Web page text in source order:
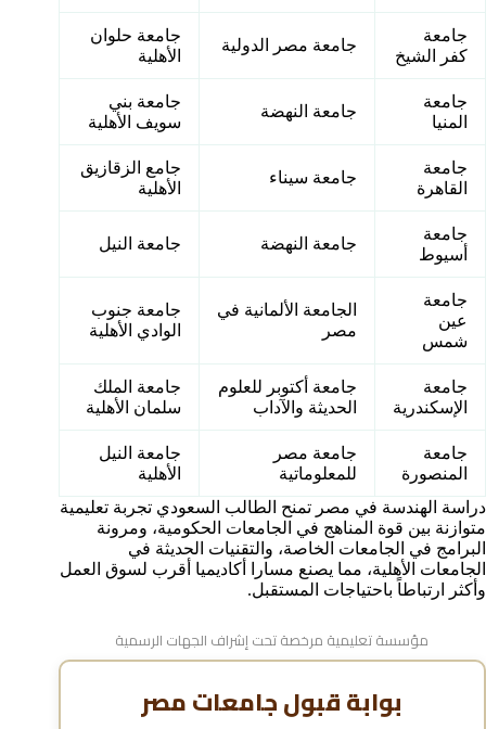
جامعة
كفر الشيخ
جامعة مصر الدولية
جامعة حلوان
الأهلية
جامعة
المنيا
جامعة النهضة
جامعة بني
سويف الأهلية
جامعة
القاهرة
جامعة سيناء
جامع الزقازيق
الأهلية
جامعة
أسيوط
جامعة النهضة جامعة النيل
جامعة
عين
شمس
الجامعة الألمانية في
مصر
جامعة جنوب
الوادي الأهلية
جامعة
الإسكندرية
جامعة أكتوبر للعلوم
الحديثة والآداب
جامعة الملك
سلمان الأهلية
جامعة
المنصورة
جامعة مصر
للمعلوماتية
جامعة النيل
الأهلية
دراسة الهندسة في مصر تمنح الطالب السعودي تجربة تعليمية
متوازنة بين قوة المناهج في الجامعات الحكومية، ومرونة
البرامج في الجامعات الخاصة، والتقنيات الحديثة في
الجامعات الأهلية، مما يصنع مسارا أكاديميا أقرب لسوق العمل
وأكثر ارتباطاً باحتياجات المستقبل.
مؤسسة تعليمية مرخصة تحت إشراف الجهات الرسمية
بوابة قبول جامعات مصر